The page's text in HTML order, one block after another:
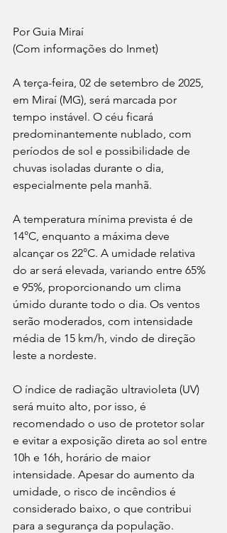
Por Guia Miraí
(Com informações do Inmet)
A terça-feira, 02 de setembro de 2025,
em Miraí (MG), será marcada por
tempo instável. O céu ficará
predominantemente nublado, com
períodos de sol e possibilidade de
chuvas isoladas durante o dia,
especialmente pela manhã.
A temperatura mínima prevista é de
14°C, enquanto a máxima deve
alcançar os 22°C. A umidade relativa
do ar será elevada, variando entre 65%
e 95%, proporcionando um clima
úmido durante todo o dia. Os ventos
serão moderados, com intensidade
média de 15 km/h, vindo de direção
leste a nordeste.
O índice de radiação ultravioleta (UV)
será muito alto, por isso, é
recomendado o uso de protetor solar
e evitar a exposição direta ao sol entre
10h e 16h, horário de maior
intensidade. Apesar do aumento da
umidade, o risco de incêndios é
considerado baixo, o que contribui
para a segurança da população.